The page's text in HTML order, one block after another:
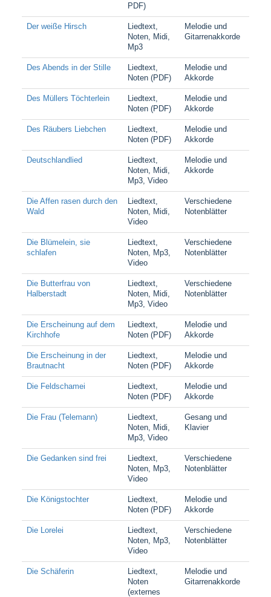
PDF)
Der weiße Hirsch
Liedtext,
Noten, Midi,
Mp3
Melodie und
Gitarrenakkorde
Des Abends in der Stille
Liedtext,
Noten (PDF)
Melodie und
Akkorde
Des Müllers Töchterlein
Liedtext,
Noten (PDF)
Melodie und
Akkorde
Des Räubers Liebchen
Liedtext,
Noten (PDF)
Melodie und
Akkorde
Deutschlandlied
Liedtext,
Noten, Midi,
Mp3, Video
Melodie und
Akkorde
Die Affen rasen durch den
Wald
Liedtext,
Noten, Midi,
Video
Verschiedene
Notenblätter
Die Blümelein, sie
schlafen
Liedtext,
Noten, Mp3,
Video
Verschiedene
Notenblätter
Die Butterfrau von
Halberstadt
Liedtext,
Noten, Midi,
Mp3, Video
Verschiedene
Notenblätter
Die Erscheinung auf dem
Kirchhofe
Liedtext,
Noten (PDF)
Melodie und
Akkorde
Die Erscheinung in der
Brautnacht
Liedtext,
Noten (PDF)
Melodie und
Akkorde
Die Feldschamei
Liedtext,
Noten (PDF)
Melodie und
Akkorde
Die Frau (Telemann)
Liedtext,
Noten, Midi,
Mp3, Video
Gesang und
Klavier
Die Gedanken sind frei
Liedtext,
Noten, Mp3,
Video
Verschiedene
Notenblätter
Die Königstochter
Liedtext,
Noten (PDF)
Melodie und
Akkorde
Die Lorelei
Liedtext,
Noten, Mp3,
Video
Verschiedene
Notenblätter
Die Schäferin
Liedtext,
Noten
(externes
Melodie und
Gitarrenakkorde